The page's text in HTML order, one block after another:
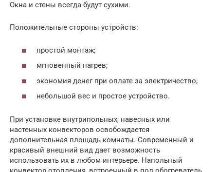
Окна и стены всегда будут сухими.
Положительные стороны устройств:
простой монтаж;
мгновенный нагрев;
экономия денег при оплате за электричество;
небольшой вес и простое устройство.
При установке внутрипольных, навесных или
настенных конвекторов освобождается
дополнительная площадь комнаты. Современный и
красивый внешний вид дает возможность
использовать их в любом интерьере. Напольный